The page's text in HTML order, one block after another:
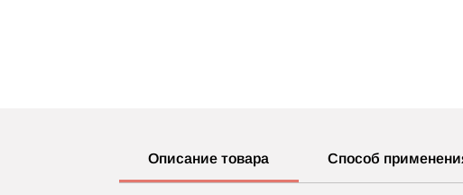
Описание товара Способ